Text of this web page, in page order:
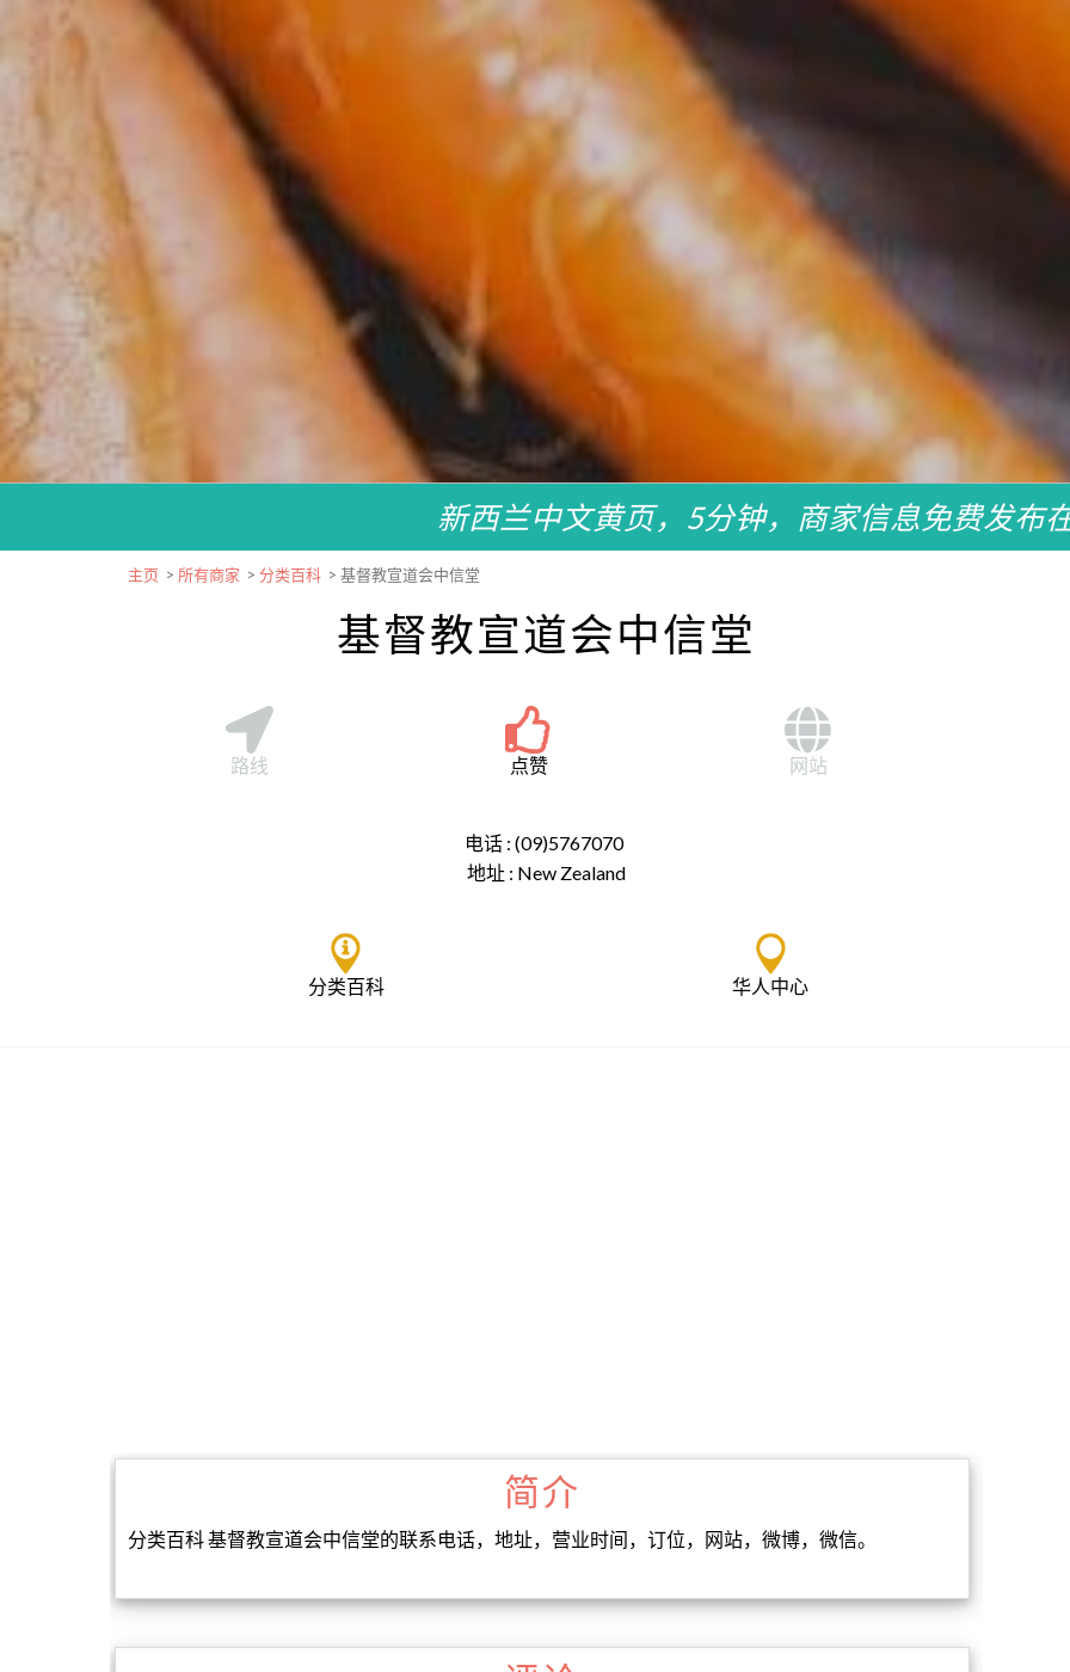
新西兰中文黄页，5分钟，商家信息免费发布
主页 > 所有商家 > 分类百科 > 基督教宣道会中信堂
基督教宣道会中信堂
路线 点赞 网站
电话 : (09)5767070
地址 : New Zealand
分类百科 华人中心
简介
分类百科 基督教宣道会中信堂的联系电话，地址，营业时间，订位，网站，微博，微信。